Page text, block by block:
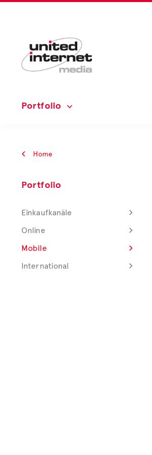
Portfolio
Home
Portfolio
Einkaufkanäle
Online
Mobile
International